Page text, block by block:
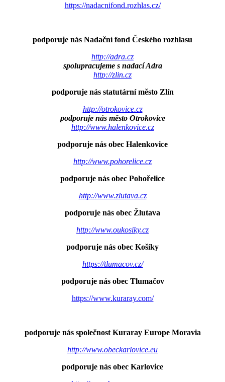
https://nadacnifond.rozhlas.cz/
podporuje nás Nadační fond Českého rozhlasu
http://adra.cz
spolupracujeme s nadací Adra
http://zlin.cz
podporuje nás statutární město Zlín
http://otrokovice.cz
podporuje nás město Otrokovice
http://www.halenkovice.cz
podporuje nás obec Halenkovice
http://www.pohorelice.cz
podporuje nás obec Pohořelice
http://www.zlutava.cz
podporuje nás obec Žlutava
http://www.oukosiky.cz
podporuje nás obec Košíky
https://tlumacov.cz/
podporuje nás obec Tlumačov
https://www.kuraray.com/
podporuje nás společnost Kuraray Europe Moravia
http://www.obeckarlovice.eu
podporuje nás obec Karlovice